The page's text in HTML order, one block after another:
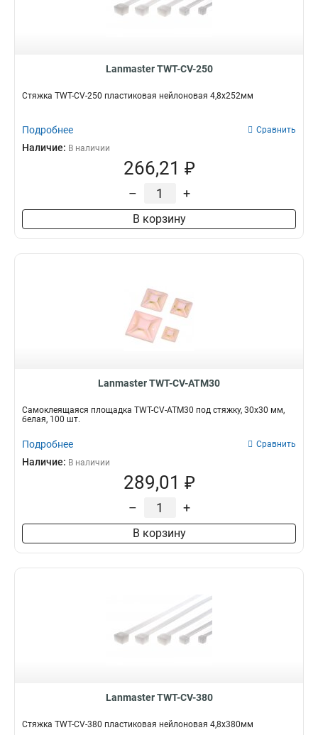
Lanmaster TWT-CV-250
Стяжка TWT-CV-250 пластиковая нейлоновая 4,8х252мм
Подробнее Сравнить
Наличие: В наличии
266,21 ₽
– +
В корзину
Lanmaster TWT-CV-ATM30
Самоклеящаяся площадка TWT-CV-ATM30 под стяжку, 30х30 мм,
белая, 100 шт.
Подробнее Сравнить
Наличие: В наличии
289,01 ₽
– +
В корзину
Lanmaster TWT-CV-380
Стяжка TWT-CV-380 пластиковая нейлоновая 4,8х380мм